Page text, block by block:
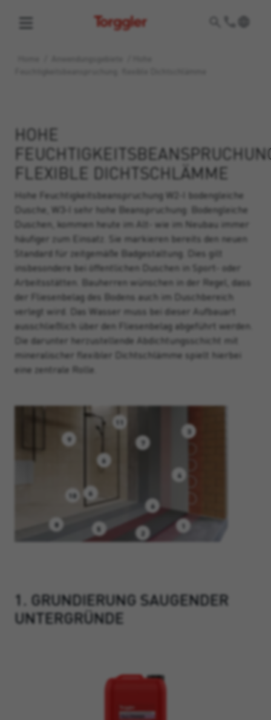
Torggler
HOHE
FLEXIBLE DICHTSCHLÄMME
Hohe Feuchtigkeitsbeanspruchung W2-I bodengleiche
Dusche, W3-I sehr hohe Beanspruchung: Bodengleiche
Duschen, kommen heute im Alt- wie im Neubau immer
häufiger zum Einsatz. Sie markieren bereits den neuen
Standard für zeitgemäße Badgestaltung. Dies gilt
insbesondere bei öffentlichen Duschen in Sport- oder
Arbeitsstätten. Bauherren wünschen in der Regel, dass
der Fliesenbelag des Bodens auch im Duschbereich
verlegt wird. Das Wasser muss bei dieser Aufbauart
ausschließlich über den Fliesenbelag abgeführt werden.
Die darunter herzustellende Abdichtungsschicht mit
mineralischer flexibler Dichtschlämme spielt hierbei
eine zentrale Rolle.
1
2
3
4
5
6
6
6
8
9
10
1. GRUNDIERUNG SAUGENDER
UNTERGRÜNDE